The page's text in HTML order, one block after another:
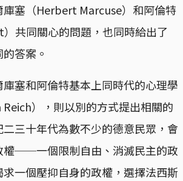
庫塞（Herbert Marcuse）和阿倫特
）共同關心的問題，也同時給出了
答案。
塞和阿倫特基本上同時代的心理學
），則以別的方式提出相關的
三十年代為數不少的德意民眾，會
權──一個限制自由、消滅民主的政
一個壓抑自身的政權，選擇法西斯